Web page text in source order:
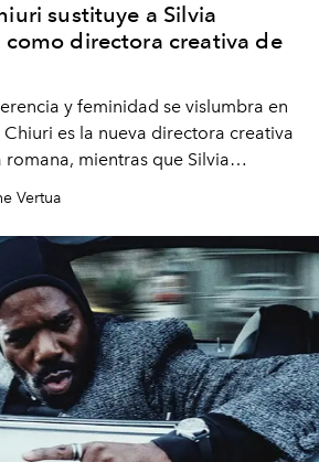
sustituye a Silvia
directora creativa de
y feminidad se vislumbra en
Chiuri es la nueva directora creativa
mientras que Silvia
Vertua